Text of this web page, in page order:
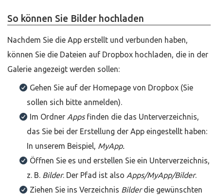
So können Sie Bilder hochladen
Nachdem Sie die App erstellt und verbunden haben,
können Sie die Dateien auf Dropbox hochladen, die in der
Galerie angezeigt werden sollen:
Gehen Sie auf der Homepage von Dropbox (Sie
sollen sich bitte anmelden).
Im Ordner Appsfinden die das Unterverzeichnis,
das Sie bei der Erstellung der App eingestellt haben:
In unserem Beispiel, MyApp.
Öffnen Sie es und erstellen Sie ein Unterverzeichnis,
z. B. Bilder. Der Pfad ist also Apps/MyApp/Bilder.
Ziehen Sie ins Verzeichnis Bilderdie gewünschten